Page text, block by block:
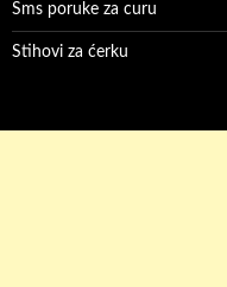
Sms poruke za curu
Stihovi za ćerku